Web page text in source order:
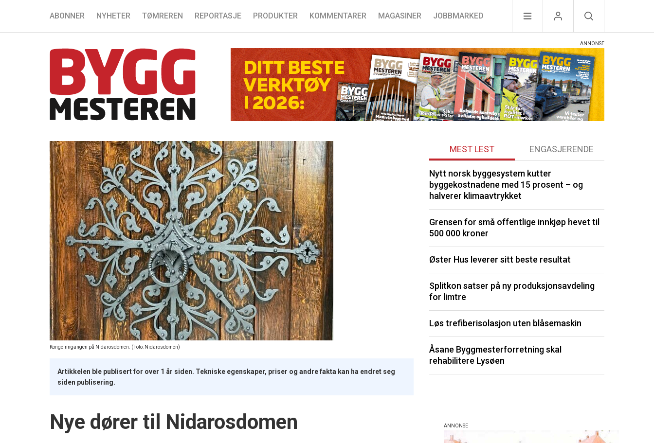
ABONNER NYHETER TØMREREN REPORTASJE PRODUKTER KOMMENTARER MAGASINER JOBBMARKED
Kongeinngangen på Nidarosdomen. (Foto: Nidarosdomen)
Artikkelen ble publisert for over 1 år siden. Tekniske egenskaper, priser og andre fakta kan ha endret seg
siden publisering.
Nye dører til Nidarosdomen
MEST LEST ENGASJERENDE
Nytt norsk byggesystem kutter
byggekostnadene med 15 prosent – og
halverer klimaavtrykket
Grensen for små offentlige innkjøp hevet til
500 000 kroner
Øster Hus leverer sitt beste resultat
Splitkon satser på ny produksjonsavdeling
for limtre
Løs trefiberisolasjon uten blåsemaskin
Åsane Byggmesterforretning skal
rehabilitere Lysøen